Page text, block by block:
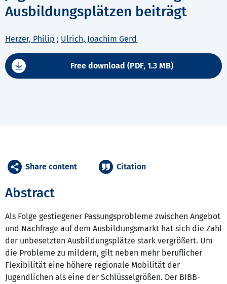
Ausbildungsplätzen beiträgt
Herzer, Philip ; Ulrich, Joachim Gerd
Free download (PDF, 1.3 MB)
Abstract
Als Folge gestiegener Passungsprobleme zwischen Angebot
und Nachfrage auf dem Ausbildungsmarkt hat sich die Zahl
der unbesetzten Ausbildungsplätze stark vergrößert. Um
die Probleme zu mildern, gilt neben mehr beruflicher
Flexibilität eine höhere regionale Mobilität der
Jugendlichen als eine der Schlüsselgrößen. Der BIBB-
Share content Citation